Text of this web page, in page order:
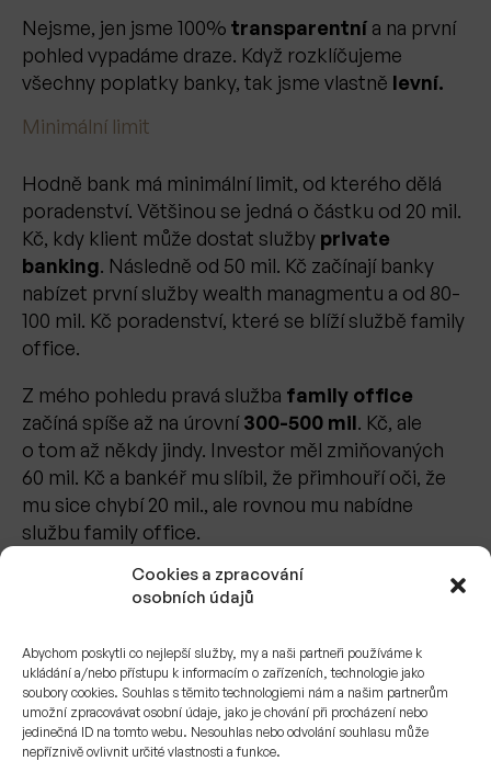
Cookies a zpracování
osobních údajů
Abychom poskytli co nejlepší služby, my a naši partneři používáme k
ukládání a/nebo přístupu k informacím o zařízeních, technologie jako
soubory cookies. Souhlas s těmito technologiemi nám a našim partnerům
umožní zpracovávat osobní údaje, jako je chování při procházení nebo
jedinečná ID na tomto webu. Nesouhlas nebo odvolání souhlasu může
nepříznivě ovlivnit určité vlastnosti a funkce.
Nejsme, jen jsme 100% transparentní a na první
pohled vypadáme draze. Když rozklíčujeme
všechny poplatky banky, tak jsme vlastně levní.
Minimální limit
Hodně bank má minimální limit, od kterého dělá
poradenství. Většinou se jedná o částku od 20 mil.
Kč, kdy klient může dostat služby private
banking. Následně od 50 mil. Kč začínají banky
nabízet první služby wealth managmentu a od 80-
100 mil. Kč poradenství, které se blíží službě family
office.
Z mého pohledu pravá služba family office
začíná spíše až na úrovní300-500 mil. Kč, ale
o tom až někdy jindy. Investor měl zmiňovaných
60 mil. Kč a bankéř mu slíbil, že přimhouří oči, že
mu sice chybí 20 mil., ale rovnou mu nabídne
službu family office.
Naše služba se zajištěnímšvýcarské banky
, kdy
švýcarský bankéřotevře účet ve Švýcarsku
investor, který disponuje touto částkou, můžete
nás kontaktovat.
Švýcarské banky nikdy nejdou pod svoji cenu